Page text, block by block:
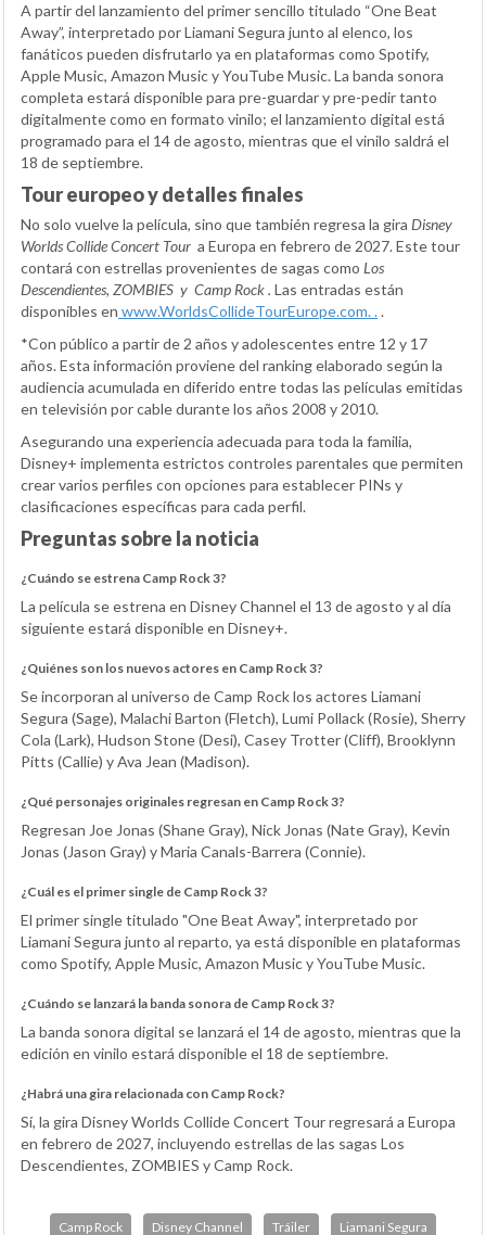
A partir del lanzamiento del primer sencillo titulado “One Beat
Away”, interpretado por Liamani Segura junto al elenco, los
fanáticos pueden disfrutarlo ya en plataformas como Spotify,
Apple Music, Amazon Music y YouTube Music. La banda sonora
completa estará disponible para pre-guardar y pre-pedir tanto
digitalmente como en formato vinilo; el lanzamiento digital está
programado para el 14 de agosto, mientras que el vinilo saldrá el
18 de septiembre.
Tour europeo y detalles finales
No solo vuelve la película, sino que también regresa la gira Disney
Worlds Collide Concert Tour a Europa en febrero de 2027. Este tour
contará con estrellas provenientes de sagas como Los
Descendientes, ZOMBIES y Camp Rock. Las entradas están
disponibles en www.WorldsCollideTourEurope.com...
*Con público a partir de 2 años y adolescentes entre 12 y 17
años. Esta información proviene del ranking elaborado según la
audiencia acumulada en diferido entre todas las películas emitidas
en televisión por cable durante los años 2008 y 2010.
Asegurando una experiencia adecuada para toda la familia,
Disney+ implementa estrictos controles parentales que permiten
crear varios perfiles con opciones para establecer PINs y
clasificaciones específicas para cada perfil.
Preguntas sobre la noticia
¿Cuándo se estrena Camp Rock 3?
La película se estrena en Disney Channel el 13 de agosto y al día
siguiente estará disponible en Disney+.
¿Quiénes son los nuevos actores en Camp Rock 3?
Se incorporan al universo de Camp Rock los actores Liamani
Segura (Sage), Malachi Barton (Fletch), Lumi Pollack (Rosie), Sherry
Cola (Lark), Hudson Stone (Desi), Casey Trotter (Cliff), Brooklynn
Pitts (Callie) y Ava Jean (Madison).
¿Qué personajes originales regresan en Camp Rock 3?
Regresan Joe Jonas (Shane Gray), Nick Jonas (Nate Gray), Kevin
Jonas (Jason Gray) y Maria Canals-Barrera (Connie).
¿Cuál es el primer single de Camp Rock 3?
El primer single titulado "One Beat Away", interpretado por
Liamani Segura junto al reparto, ya está disponible en plataformas
como Spotify, Apple Music, Amazon Music y YouTube Music.
¿Cuándo se lanzará la banda sonora de Camp Rock 3?
La banda sonora digital se lanzará el 14 de agosto, mientras que la
edición en vinilo estará disponible el 18 de septiembre.
¿Habrá una gira relacionada con Camp Rock?
Sí, la gira Disney Worlds Collide Concert Tour regresará a Europa
en febrero de 2027, incluyendo estrellas de las sagas Los
Descendientes, ZOMBIES y Camp Rock.
Camp Rock Disney Channel Tráiler Liamani Segura